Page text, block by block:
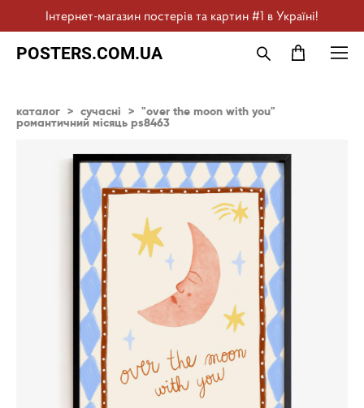
Інтернет-магазин постерів та картин #1 в Україні!
POSTERS.COM.UA
каталог > сучасні > "over the moon with you"
романтичний місяць ps8463